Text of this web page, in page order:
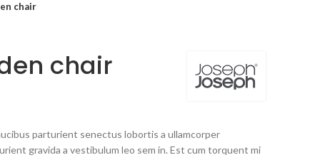
chair
chair
parturient senectus lobortis a ullamcorper
gravida a vestibulum leo sem in. Est cum torquent mi